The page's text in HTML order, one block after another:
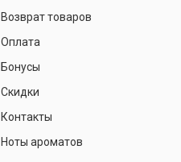
Возврат товаров
Оплата
Бонусы
Скидки
Контакты
Ноты ароматов